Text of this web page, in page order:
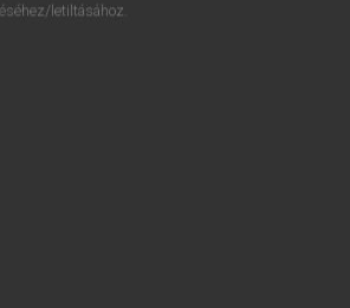
letiltásához.